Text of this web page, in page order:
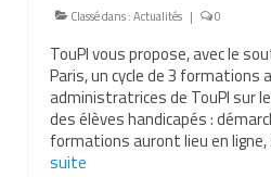
Nos livres
Nos livres adaptés
Soins bucco-dentaires
Les troubles sensoriels
Classé dans :Actualités | 0
TouPI vous propose, avec le
Paris, un cycle de 3 formations
administratrices de TouPI sur
des élèves handicapés :
formations auront lieu en
suite­­